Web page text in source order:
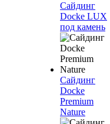
Сайдинг
Docke LUX
под камень
Сайдинг
Docke
Premium
Nature